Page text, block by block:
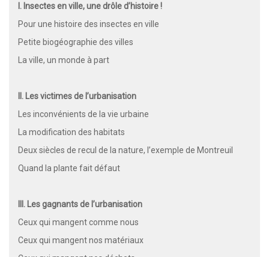
I. Insectes en ville, une drôle d’histoire !
Pour une histoire des insectes en ville
Petite biogéographie des villes
La ville, un monde à part
II. Les victimes de l’urbanisation
Les inconvénients de la vie urbaine
La modification des habitats
Deux siècles de recul de la nature, l’exemple de Montreuil
Quand la plante fait défaut
III. Les gagnants de l’urbanisation
Ceux qui mangent comme nous
Ceux qui mangent nos matériaux